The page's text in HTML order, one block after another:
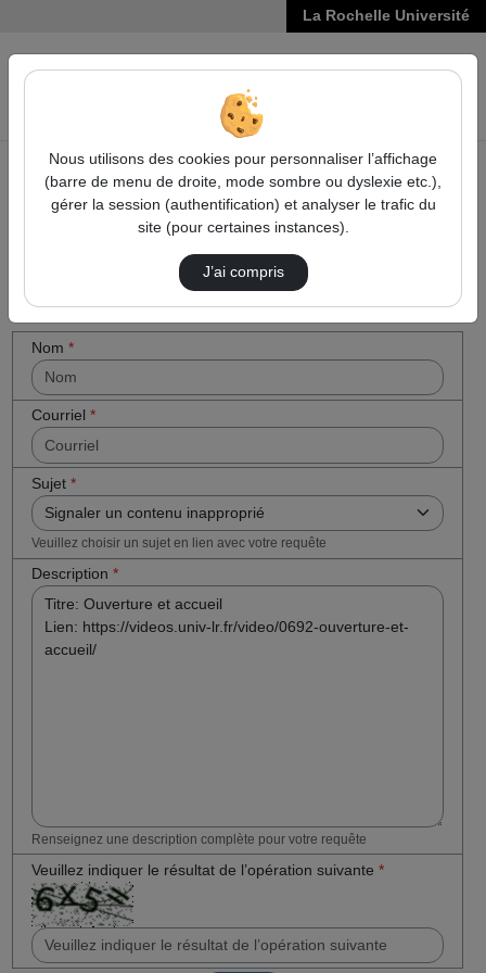
La Rochelle Université
VIDÉOS
Accueil Contactez nous
Contactez nous
Votre message
Nom *
Courriel *
Sujet *
Veuillez choisir un sujet en lien avec votre requête
Description *
Renseignez une description complète pour votre requête
Veuillez indiquer le résultat de l’opération suivante *
Cocher
cette case
(obligatoire)
Nous utilisons des cookies pour personnaliser l’affichage
(barre de menu de droite, mode sombre ou dyslexie etc.),
gérer la session (authentification) et analyser le trafic du
site (pour certaines instances).
J’ai compris